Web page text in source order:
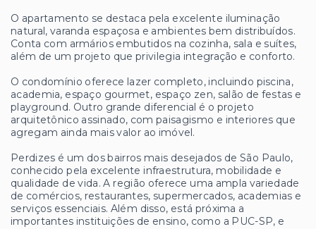
O apartamento se destaca pela excelente iluminação
natural, varanda espaçosa e ambientes bem distribuídos.
Conta com armários embutidos na cozinha, sala e suítes,
além de um projeto que privilegia integração e conforto.
O condomínio oferece lazer completo, incluindo piscina,
academia, espaço gourmet, espaço zen, salão de festas e
playground. Outro grande diferencial é o projeto
arquitetônico assinado, com paisagismo e interiores que
agregam ainda mais valor ao imóvel.
Perdizes é um dos bairros mais desejados de São Paulo,
conhecido pela excelente infraestrutura, mobilidade e
qualidade de vida. A região oferece uma ampla variedade
de comércios, restaurantes, supermercados, academias e
serviços essenciais. Além disso, está próxima a
importantes instituições de ensino, como a PUC-SP, e